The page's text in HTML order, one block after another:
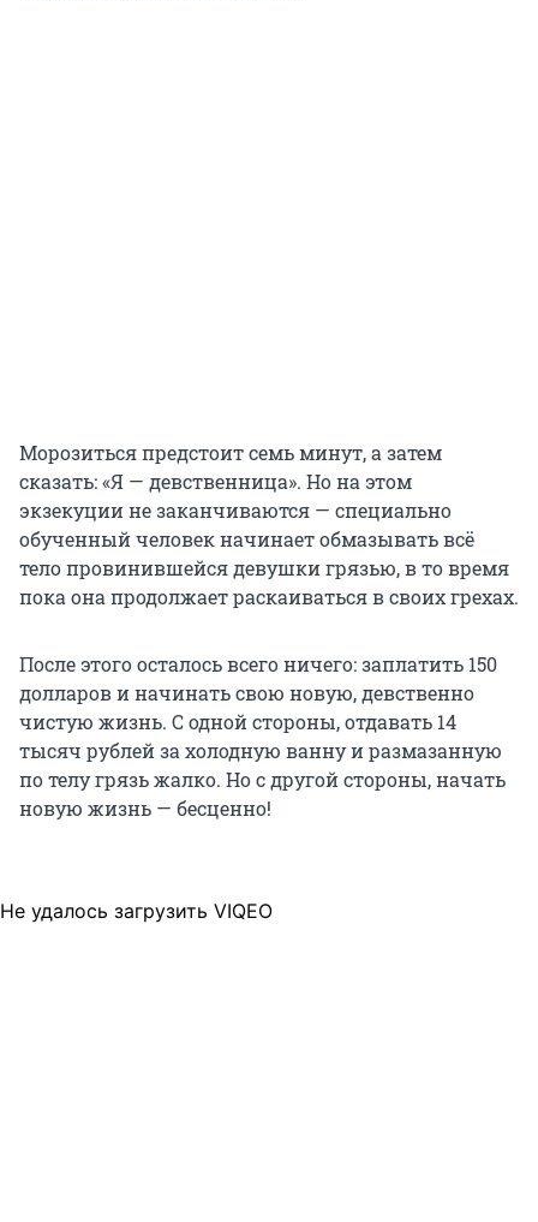
Морозиться предстоит семь минут, а затем
сказать: «Я — девственница». Но на этом
экзекуции не заканчиваются — специально
обученный человек начинает обмазывать всё
тело провинившейся девушки грязью, в то время
пока она продолжает раскаиваться в своих грехах.
После этого осталось всего ничего: заплатить 150
долларов и начинать свою новую, девственно
чистую жизнь. С одной стороны, отдавать 14
тысяч рублей за холодную ванну и размазанную
по телу грязь жалко. Но с другой стороны, начать
новую жизнь — бесценно!
Не удалось загрузить VIQEO